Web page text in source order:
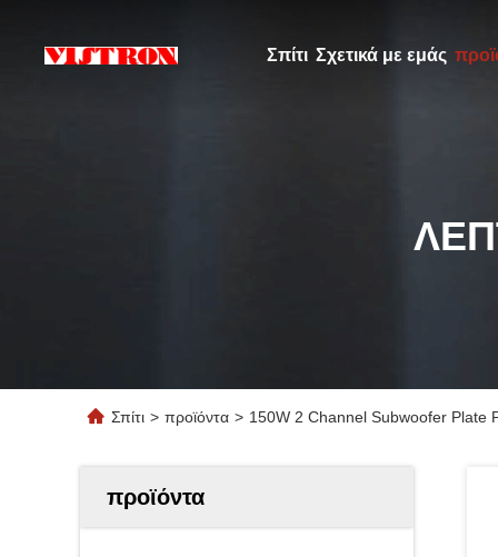
Σπίτι Σχετικά με εμάς
Σπίτι > προϊόντα > 150W 2 Channel Subwoofer Plate
προϊόντα